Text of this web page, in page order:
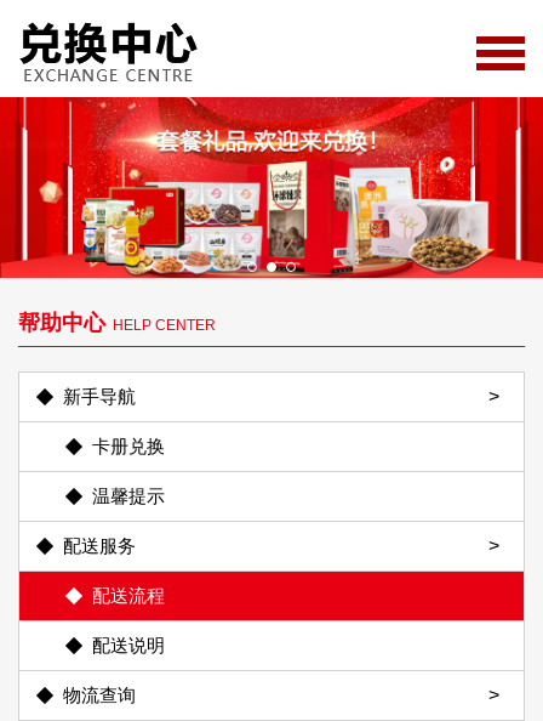
帮助中心 HELP CENTER
新手导航
卡册兑换
温馨提示
配送服务
配送流程
配送说明
物流查询